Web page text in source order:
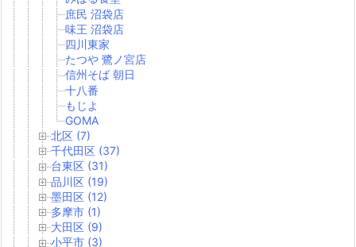
庶民 沼袋店
味王 沼袋店
四川東家
たつや 鷺ノ宮店
信州そば 朝日
十八番
もじよ
GOMA
北区 (7)
千代田区 (37)
台東区 (31)
品川区 (19)
墨田区 (12)
多摩市 (1)
大田区 (9)
小平市 (3)